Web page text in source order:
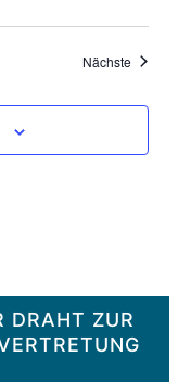
Nächste
DRAHT ZUR